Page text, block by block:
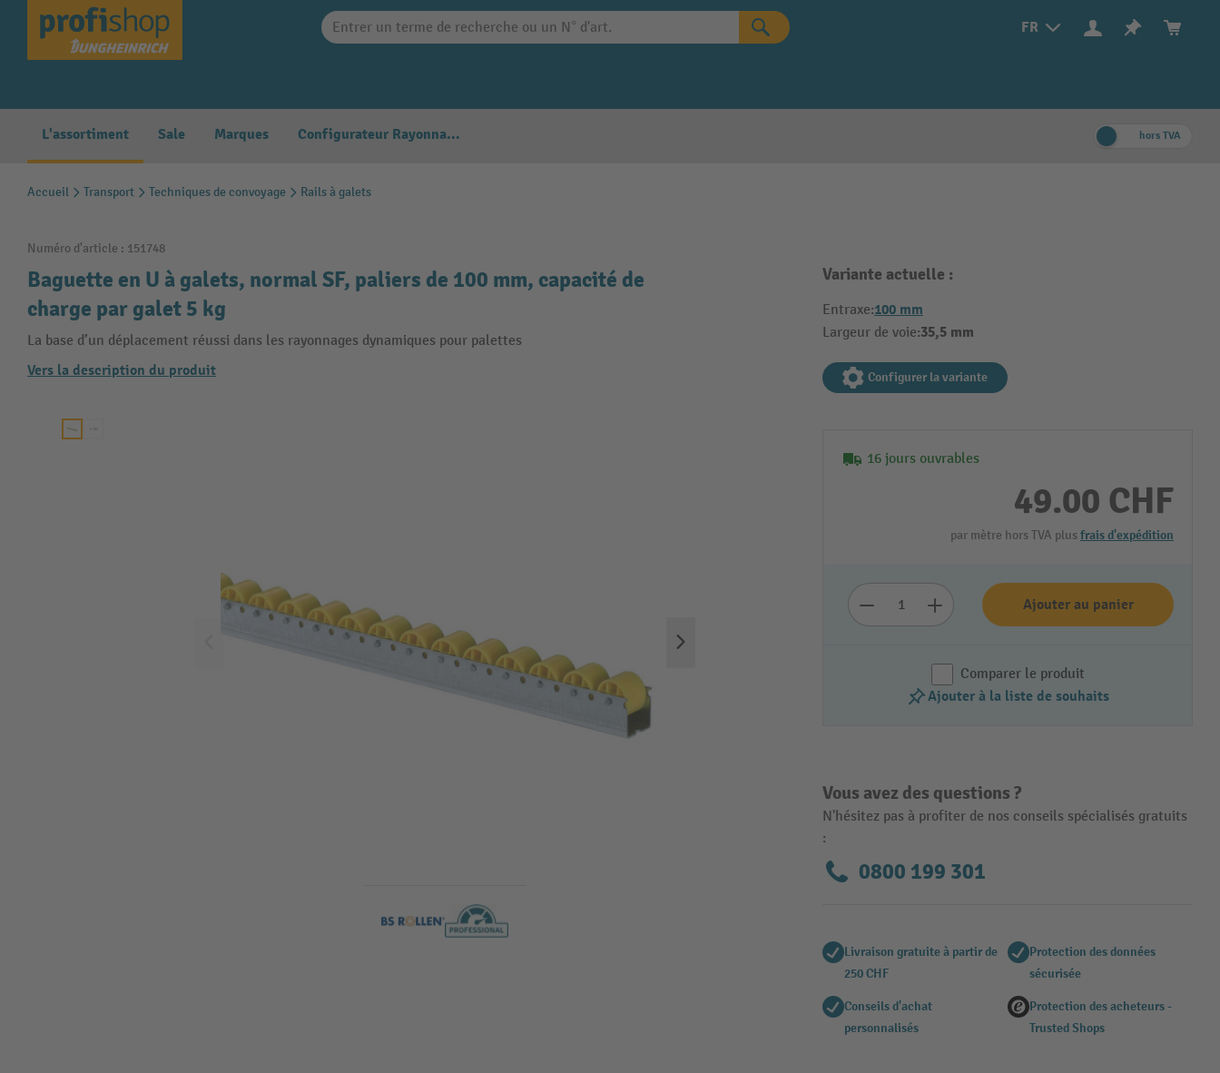
Skip to main navigation FR
L'assortiment Sale Marques Configurateur Rayonnages hors TVA
Accueil Transport Techniques de convoyage Rails à galets
Numéro d'article : 151748
Baguette en U à galets, normal SF, paliers de 100 mm, capacité de
charge par galet 5 kg
La base d’un déplacement réussi dans les rayonnages dynamiques pour palettes
Vers la description du produit
Variante actuelle :
Entraxe:100 mm
Largeur de voie:35,5 mm
Configurer la variante
16 jours ouvrables
49.00 CHF
par mètre hors TVA plus frais d'expédition
Ajouter au panier
Comparer le produit
Ajouter à la liste de souhaits
Vous avez des questions ?
N'hésitez pas à profiter de nos conseils spécialisés gratuits
:
0800 199 301
Livraison gratuite à partir de
250 CHF
Protection des données
sécurisée
Conseils d'achat
personnalisés
Protection des acheteurs -
Trusted Shops